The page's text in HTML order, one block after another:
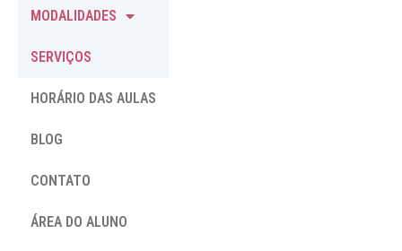
MODALIDADES
SERVIÇOS
HORÁRIO DAS AULAS
BLOG
CONTATO
ÁREA DO ALUNO